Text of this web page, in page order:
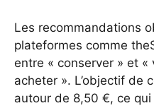
Les recommandations
plateformes comme
entre « conserver » et «
acheter ». L’objectif de
autour de 8,50 €, ce